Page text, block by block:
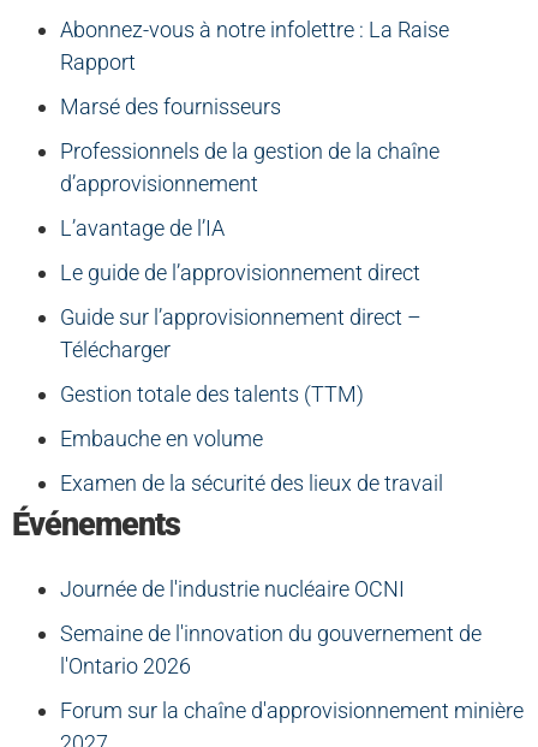
Abonnez-vous à notre infolettre : La Raise
Rapport
Marsé des fournisseurs
Professionnels de la gestion de la chaîne
d’approvisionnement
L’avantage de l’IA
Le guide de l’approvisionnement direct
Guide sur l’approvisionnement direct –
Télécharger
Gestion totale des talents (TTM)
Embauche en volume
Examen de la sécurité des lieux de travail
Événements
Journée de l'industrie nucléaire OCNI
Semaine de l'innovation du gouvernement de
l'Ontario 2026
Forum sur la chaîne d'approvisionnement minière